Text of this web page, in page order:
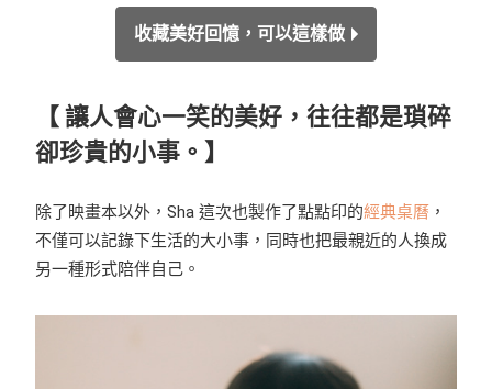
收藏美好回憶，可以這樣做
【 讓人會心一笑的美好，往往都是瑣碎
卻珍貴的小事。】
除了映畫本以外，Sha 這次也製作了點點印的經典桌曆 ，
不僅可以記錄下生活的大小事，同時也把最親近的人換成
另一種形式陪伴自己。